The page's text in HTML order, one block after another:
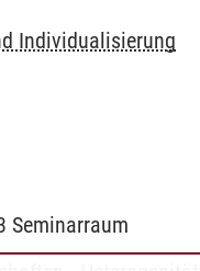
Individualisierung
Seminarraum